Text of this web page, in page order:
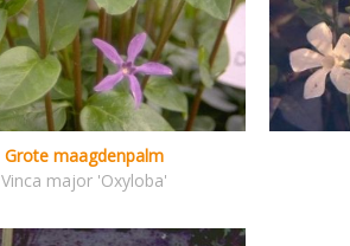
Grote maagdenpalm
Vinca major 'Oxyloba'